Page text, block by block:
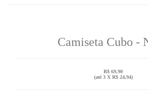
Camiseta Cubo -
R$ 69,90
(até 3 X R$ 24,94)